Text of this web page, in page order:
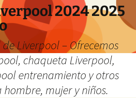
2024 2025
Liverpool – Ofrecemos
chaqueta Liverpool,
entrenamiento y otros
mujer y niños.